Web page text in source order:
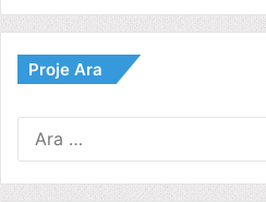
Proje Ara